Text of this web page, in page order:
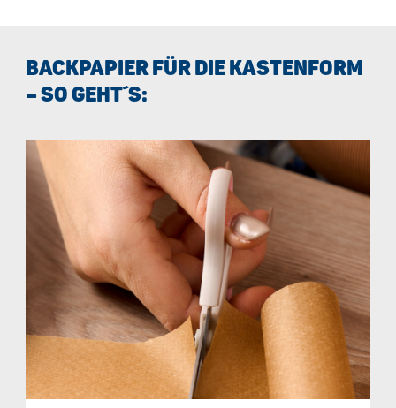
BACKPAPIER FÜR DIE KASTENFORM
– SO GEHT´S: